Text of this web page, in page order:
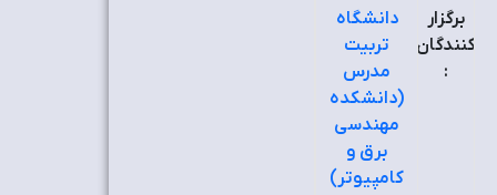
برگزار
کنندگان
:
دانشگاه
تربیت
مدرس
(دانشکده
مهندسی
برق و
کامپیوتر)